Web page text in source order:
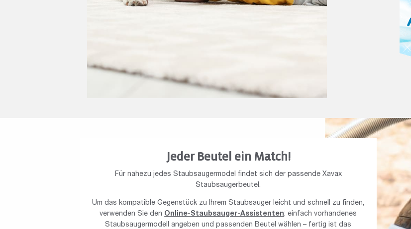
Jeder Beutel ein Match!
Für nahezu jedes Staubsaugermodel findet sich der passende Xavax
Staubsaugerbeutel.
Um das kompatible Gegenstück zu Ihrem Staubsauger leicht und schnell zu finden,
verwenden Sie den Online-Staubsauger-Assistenten: einfach vorhandenes
Staubsaugermodell angeben und passenden Beutel wählen – fertig ist das